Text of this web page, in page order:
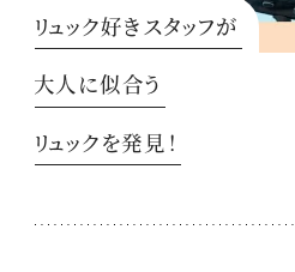
リュック好きスタッフが
大人に似合う
リュックを発見！